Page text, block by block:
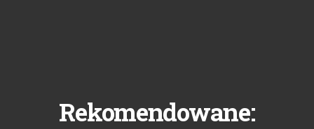
Rekomendowane: